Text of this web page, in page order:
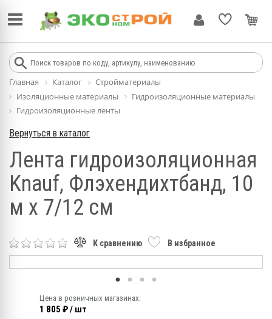
Главная Каталог
Стройматериалы
Изоляционные материалы
Гидроизоляционные материалы
Гидроизоляционные ленты
Вернуться в каталог
Лента гидроизоляционная
Knauf, Флэхендихтбанд, 10
м x 7/12 см
К сравнению В избранное
Цена в розничных магазинах:
1 805 ₽ / шт